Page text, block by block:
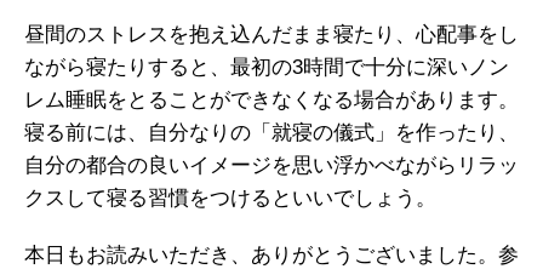
昼間のストレスを抱え込んだまま寝たり、心配事をし
ながら寝たりすると、最初の3時間で十分に深いノン
レム睡眠をとることができなくなる場合があります。
寝る前には、自分なりの「就寝の儀式」を作ったり、
自分の都合の良いイメージを思い浮かべながらリラッ
クスして寝る習慣をつけるといいでしょう。
本日もお読みいただき、ありがとうございました。参